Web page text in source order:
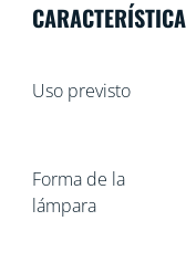
Uso previsto
Forma de la
lámpara